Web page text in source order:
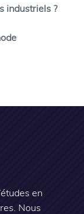
industriels ?
en
Nous